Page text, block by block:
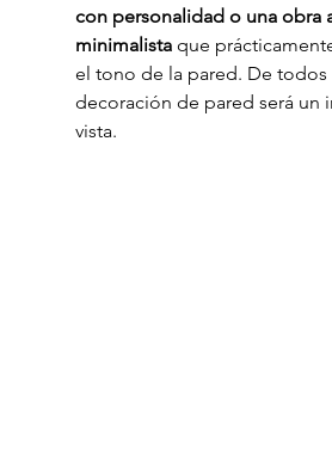
con personalidad o una obra
minimalista que
el tono de la pared. De todos
decoración de pared será un
vista.